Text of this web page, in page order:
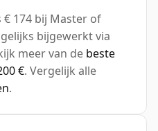
174 bij Master of
bijgewerkt via
meer van de beste
€. Vergelijk alle
.